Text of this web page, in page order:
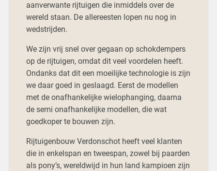
aanverwante rijtuigen die inmiddels over de
wereld staan. De allereesten lopen nu nog in
wedstrijden.
We zijn vrij snel over gegaan op schokdempers
op de rijtuigen, omdat dit veel voordelen heeft.
Ondanks dat dit een moeilijke technologie is zijn
we daar goed in geslaagd. Eerst de modellen
met de onafhankelijke wielophanging, daarna
de semi onafhankelijke modellen, die wat
goedkoper te bouwen zijn.
Rijtuigenbouw Verdonschot heeft veel klanten
die in enkelspan en tweespan, zowel bij paarden
als pony’s, wereldwijd in hun land kampioen zijn